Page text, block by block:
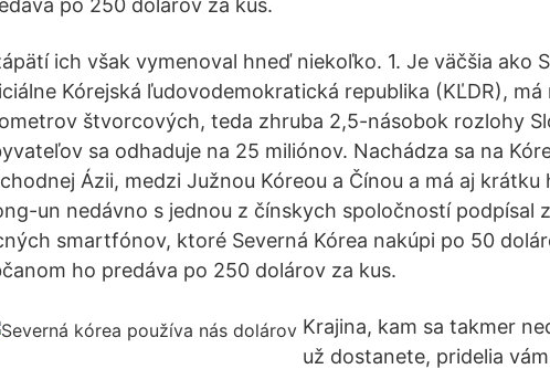
po 250 dolárov za kus.
ich však vymenoval hneď niekoľko. 1. Je väčšia ako
Kórejská ľudovodemokratická republika (KĽDR),
štvorcových, teda zhruba 2,5-násobok rozlohy
sa odhaduje na 25 miliónov. Nachádza sa na
Ázii, medzi Južnou Kóreou a Čínou a má aj krátku
un nedávno s jednou z čínskych spoločností podpísal
smartfónov, ktoré Severná Kórea nakúpi po 50
ho predáva po 250 dolárov za kus.
Krajina, kam sa takmer
už dostanete, pridelia